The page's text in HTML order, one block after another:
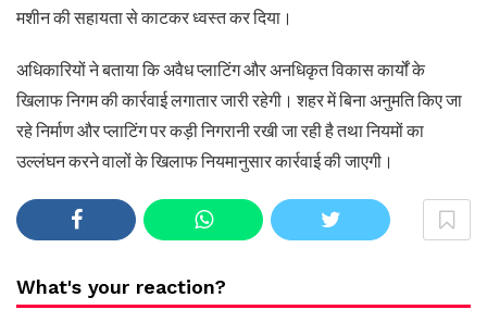
मशीन की सहायता से काटकर ध्वस्त कर दिया।
अधिकारियों ने बताया कि अवैध प्लाटिंग और अनधिकृत विकास कार्यों के
खिलाफ निगम की कार्रवाई लगातार जारी रहेगी। शहर में बिना अनुमति किए जा
रहे निर्माण और प्लाटिंग पर कड़ी निगरानी रखी जा रही है तथा नियमों का
उल्लंघन करने वालों के खिलाफ नियमानुसार कार्रवाई की जाएगी।
What's your reaction?